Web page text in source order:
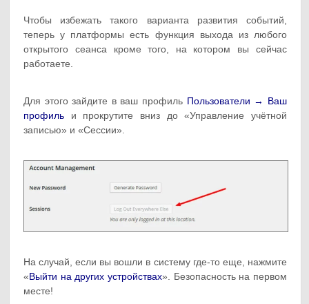
Чтобы избежать такого варианта развития событий,
теперь у платформы есть функция выхода из любого
открытого сеанса кроме того, на котором вы сейчас
работаете.
Для этого зайдите в ваш профиль Пользователи → Ваш
профиль и прокрутите вниз до «Управление учётной
записью» и «Сессии».
На случай, если вы вошли в систему где-то еще, нажмите
«Выйти на других устройствах». Безопасность на первом
месте!